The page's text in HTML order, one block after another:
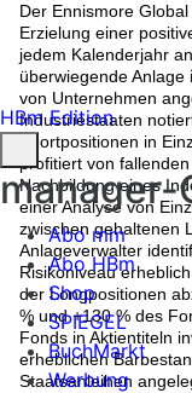
Der Ennismore
Erzielung einer
jedem Kalenderjahr
überwiegende Anlage
von Unternehmen
Industriestaaten
Shortpositionen in
profitiert von
Nachbildung eines
einer Analyse von
zwischen gehaltenen
Anlageverwalter
Risikoniveau
der Longpositionen
% und +130 % des
Fonds in Aktientiteln
erheblichen
Staatsanleihen
HBm Edition
manager-
Abo mm
Abo HBm
Shop
SPIEGEL
BuchMarkt
Werbung